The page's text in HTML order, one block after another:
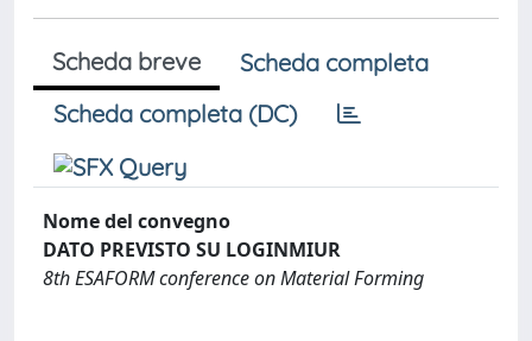
Scheda breve
Scheda completa
Scheda completa (DC)
Nome del convegno
DATO PREVISTO SU LOGINMIUR
8th ESAFORM conference on Material Forming